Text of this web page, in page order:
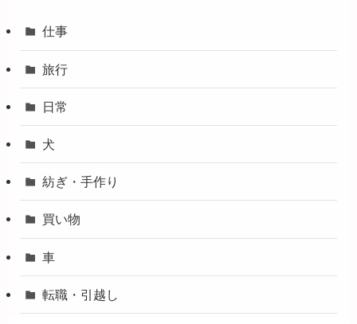
仕事
旅行
日常
犬
紡ぎ・手作り
買い物
車
転職・引越し